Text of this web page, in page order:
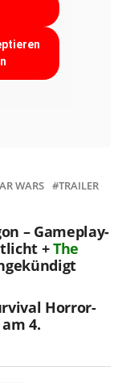
WARS TRAILER
– Gameplay-
+The
Horror-
4.